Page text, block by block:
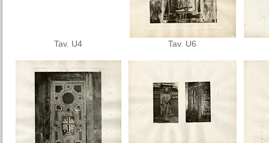
Tav. U4 Tav. U6